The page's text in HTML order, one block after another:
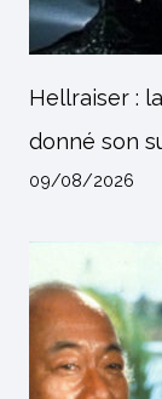
Hellraiser :
donné son
09/08/2026